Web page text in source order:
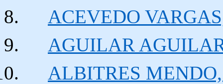
ACEVEDO
AGUILAR
ALBITRES